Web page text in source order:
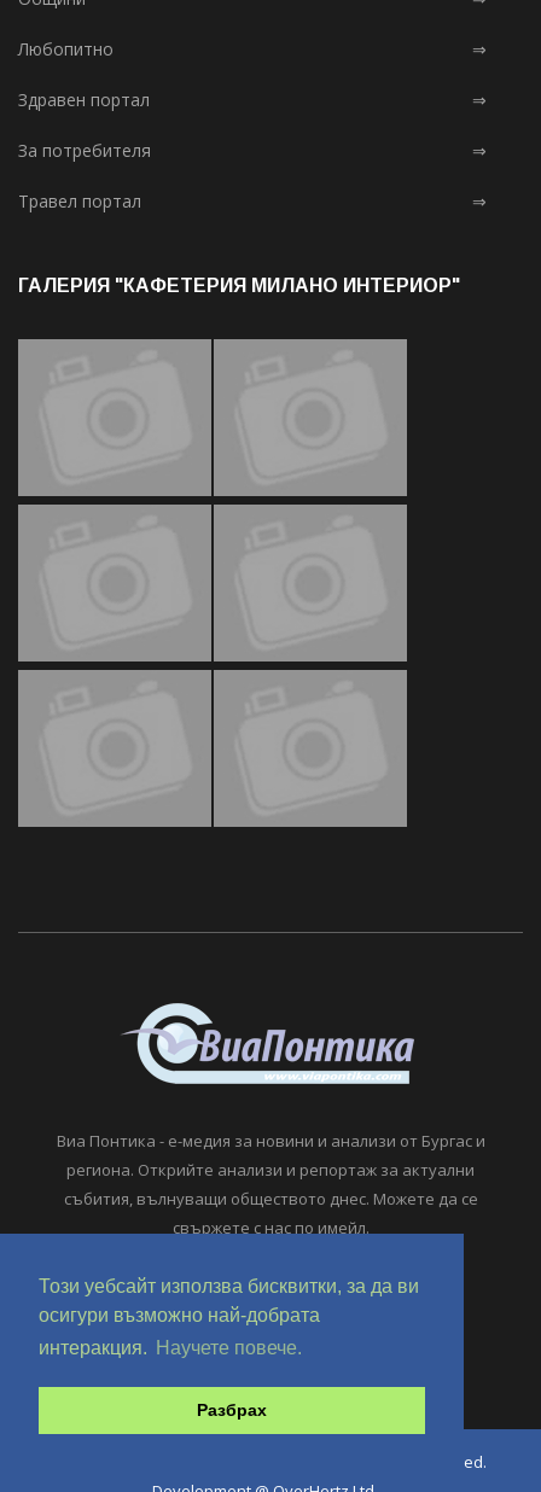
Този уебсайт използва бисквитки, за да ви
осигури възможно най-добрата
интеракция.
Научете повече.
Разбрах
Любопитно ⇒
Здравен портал ⇒
За потребителя ⇒
Травел портал ⇒
ГАЛЕРИЯ "КАФЕТЕРИЯ МИЛАНО ИНТЕРИОР"
Виа Понтика - е-медия за новини и анализи от Бургас и
региона. Открийте анализи и репортаж за актуални
събития, вълнуващи обществото днес. Можете да се
свържете с нас по имейл.
Copyright © 2018-2024 ViaPontika.com. All Rights Reserved.